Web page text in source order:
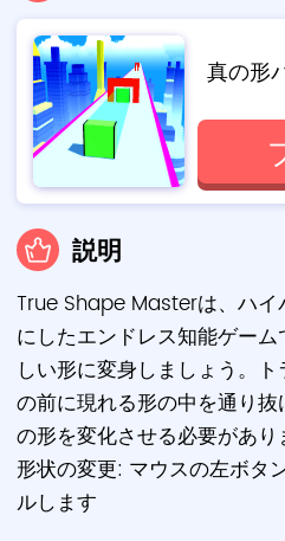
真の形
説明
True Shape Masterは、ハイ
にしたエンドレス知能ゲー
しい形に変身しましょう。
の前に現れる形の中を通り
の形を変化させる必要があり
形状の変更: マウスの左ボタ
ルします